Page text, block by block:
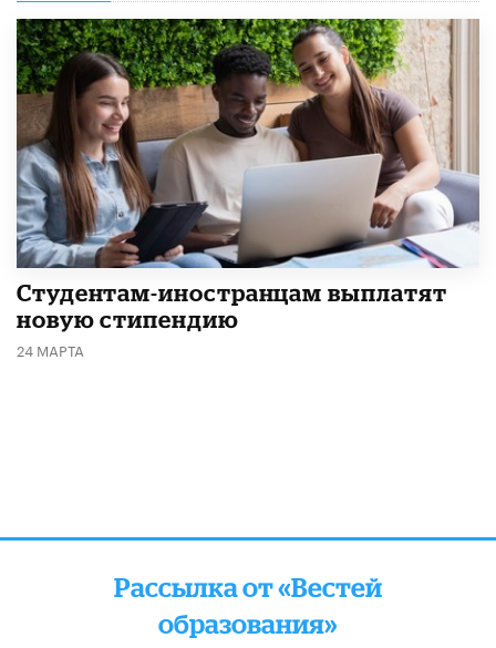
Студентам-иностранцам выплатят
новую стипендию
24 МАРТА
Рассылка от «Вестей
образования»